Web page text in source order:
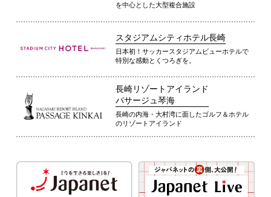
を中心とした大型複合施設
スタジアムシティホテル長崎
日本初！サッカースタジアムビューホテルで
特別な感動とくつろぎを。
長崎リゾートアイランド
パサージュ琴海
長崎の内海・大村湾に面したゴルフ＆ホテル
のリゾートアイランド